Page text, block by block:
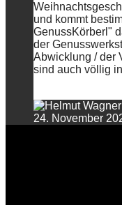
und kommt
GenussKörberl"
der
Abwicklung / der
sind auch völlig
24. November